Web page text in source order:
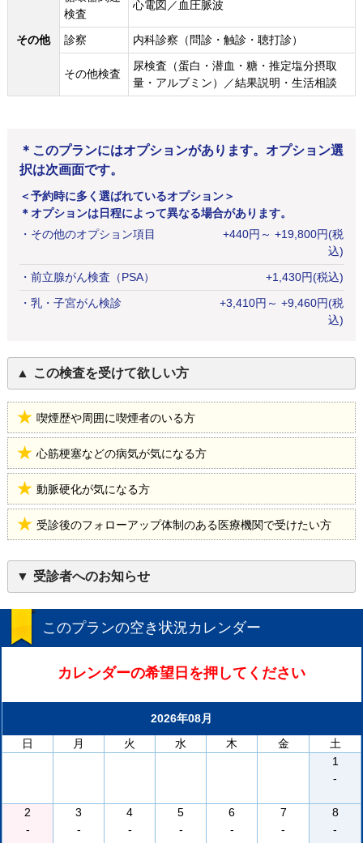
その他
検査
心電図／血圧脈波
診察 内科診察（問診・触診・聴打診）
その他検査
尿検査（蛋白・潜血・糖・推定塩分摂取
量・アルブミン）／結果説明・生活相談
＊このプランにはオプションがあります。オプション選
択は次画面です。
＜予約時に多く選ばれているオプション＞
＊オプションは日程によって異なる場合があります。
・ その他のオプション項目 +440円 ～ +19,800円(税
込)
・ 前立腺がん検査（PSA） +1,430円(税込)
・ 乳・子宮がん検診 +3,410円 ～ +9,460円(税
込)
この検査を受けて欲しい方
喫煙歴や周囲に喫煙者のいる方
心筋梗塞などの病気が気になる方
動脈硬化が気になる方
受診後のフォローアップ体制のある医療機関で受けたい方
受診者へのお知らせ
このプランの空き状況カレンダー
カレンダーの希望日を押してください
2026年08月
日
月 火 水 木 金
土
1
-
2
-
3
-
4
-
5
-
6
-
7
-
8
-